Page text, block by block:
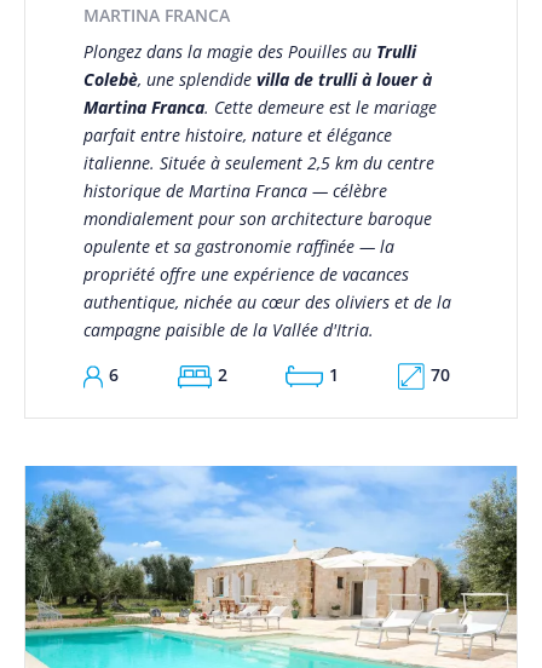
MARTINA FRANCA
Plongez dans la magie des Pouilles au Trulli
Colebè, une splendide villa de trulli à louer à
Martina Franca. Cette demeure est le mariage
parfait entre histoire, nature et élégance
italienne. Située à seulement 2,5 km du centre
historique de Martina Franca — célèbre
mondialement pour son architecture baroque
opulente et sa gastronomie raffinée — la
propriété offre une expérience de vacances
authentique, nichée au cœur des oliviers et de la
campagne paisible de la Vallée d'Itria.
6
2 1 70